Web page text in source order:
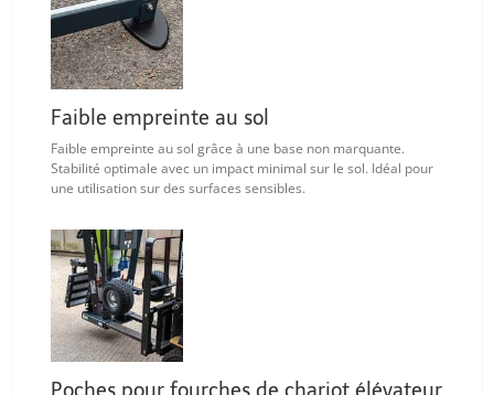
Faible empreinte au sol
Faible empreinte au sol grâce à une base non marquante.
Stabilité optimale avec un impact minimal sur le sol. Idéal pour
une utilisation sur des surfaces sensibles.